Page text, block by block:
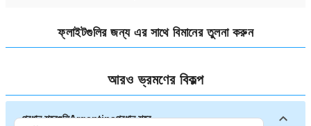
ফ্লাইটগুলির জন্য এর সাথে বিমানের তুলনা করুন
আরও ভ্রমণের বিকল্প
প্রধান শহরগুলিArgentinaপ্রধান শহর